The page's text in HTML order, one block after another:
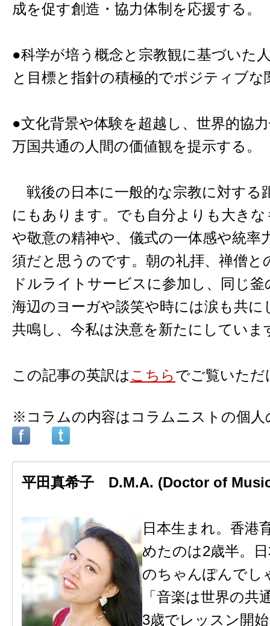
成を促す創造・協力体制を応援する。
●科学が培う概念と宗教観に基づいた
と目標と指針の積極的でポジティブな
●文化背景や体験を超越し、世界的協
万国共通の人間の価値観を提示する。
戦後の日本に一般的な宗教に対する
にもあります。でも自分よりも大き
や敬意の精神や、儀式の一体感や統率
須だと思うのです。朝の礼拝、禅僧と
ドルライトサービスに参加し、同じ
海辺のヨーガや談笑や時には涙も共に
共鳴し、今私は決意を新たにしていま
この記事の英訳はこちらでご覧いただ
※コラムの内容はコラムニストの個人
平田真希子 D.M.A. (Doctor of
日本生まれ。香港
めたのは2歳半。
のちゃんぽんでし
「音楽は世界の共
3歳でレッスン開